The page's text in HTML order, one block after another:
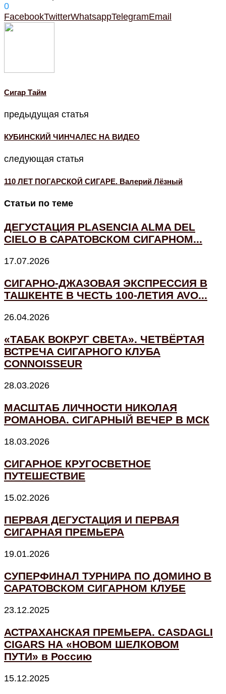
0
FacebookTwitterWhatsappTelegramEmail
Cигар Тайм
предыдущая статья
КУБИНСКИЙ ЧИНЧАЛЕС НА ВИДЕО
следующая статья
110 ЛЕТ ПОГАРСКОЙ СИГАРЕ. Валерий Лёзный
Статьи по теме
ДЕГУСТАЦИЯ PLASENCIA ALMA DEL
CIELO В САРАТОВСКОМ СИГАРНОМ...
17.07.2026
СИГАРНО-ДЖАЗОВАЯ ЭКСПРЕССИЯ В
ТАШКЕНТЕ В ЧЕСТЬ 100-ЛЕТИЯ AVO...
26.04.2026
«ТАБАК ВОКРУГ СВЕТА». ЧЕТВЁРТАЯ
ВСТРЕЧА СИГАРНОГО КЛУБА
CONNOISSEUR
28.03.2026
МАСШТАБ ЛИЧНОСТИ НИКОЛАЯ
РОМАНОВА. СИГАРНЫЙ ВЕЧЕР В МСК
18.03.2026
СИГАРНОЕ КРУГОСВЕТНОЕ
ПУТЕШЕСТВИЕ
15.02.2026
ПЕРВАЯ ДЕГУСТАЦИЯ И ПЕРВАЯ
СИГАРНАЯ ПРЕМЬЕРА
19.01.2026
СУПЕРФИНАЛ ТУРНИРА ПО ДОМИНО В
САРАТОВСКОМ СИГАРНОМ КЛУБЕ
23.12.2025
АСТРАХАНСКАЯ ПРЕМЬЕРА. CASDAGLI
CIGARS НА «НОВОМ ШЕЛКОВОМ
ПУТИ» в Россию
15.12.2025